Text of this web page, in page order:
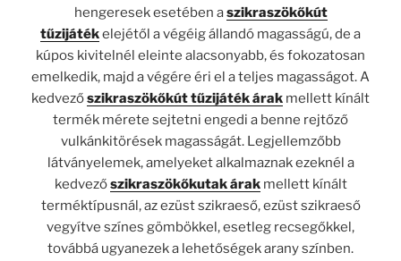
hengeresek esetében aszikraszökőkút
tűzijátékelejétől a végéig állandó magasságú, de a
kúpos kivitelnél eleinte alacsonyabb, és fokozatosan
emelkedik, majd a végére éri el a teljes magasságot. A
kedvezőszikraszökőkút tűzijáték árak mellett kínált
termék mérete sejtetni engedi a benne rejtőző
vulkánkitörések magasságát. Legjellemzőbb
látványelemek, amelyeket alkalmaznak ezeknél a
kedvezőszikraszökőkutak árakmellett kínált
terméktípusnál, az ezüst szikraeső, ezüst szikraeső
vegyítve színes gömbökkel, esetleg recsegőkkel,
továbbá ugyanezek a lehetőségek arany színben.